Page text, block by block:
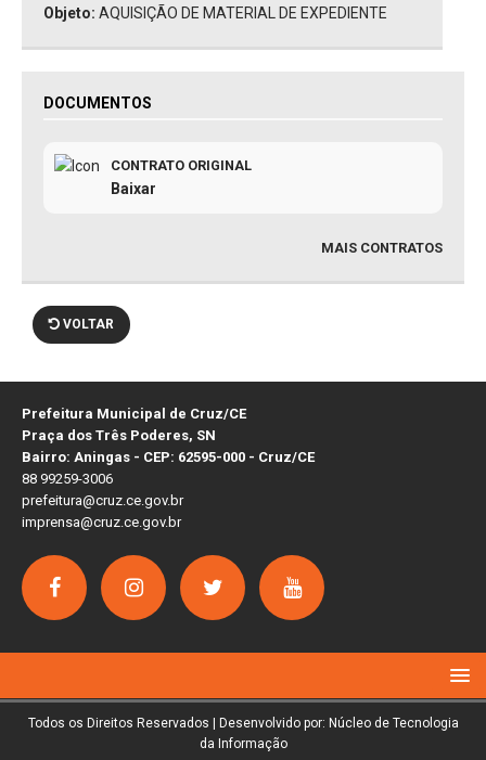
Objeto: AQUISIÇÃO DE MATERIAL DE EXPEDIENTE
DOCUMENTOS
CONTRATO ORIGINAL
Baixar
MAIS CONTRATOS
VOLTAR
Prefeitura Municipal de Cruz/CE
Praça dos Três Poderes, SN
Bairro: Aningas - CEP: 62595-000 - Cruz/CE
88 99259-3006
prefeitura@cruz.ce.gov.br
imprensa@cruz.ce.gov.br
Todos os Direitos Reservados | Desenvolvido por: Núcleo de Tecnologia
da Informação